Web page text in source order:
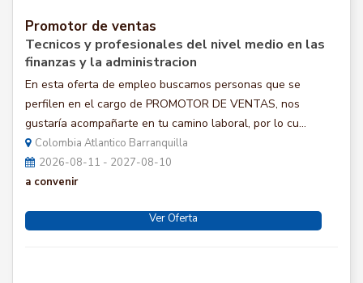
Promotor de ventas
Tecnicos y profesionales del nivel medio en las
finanzas y la administracion
En esta oferta de empleo buscamos personas que se
perfilen en el cargo de PROMOTOR DE VENTAS, nos
gustaría acompañarte en tu camino laboral, por lo cu...
Colombia Atlantico Barranquilla
2026-08-11 - 2027-08-10
a convenir
Ver Oferta